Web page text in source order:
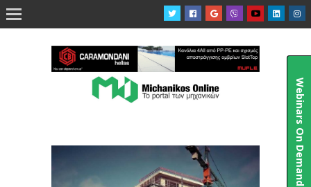

Webinars On Demand